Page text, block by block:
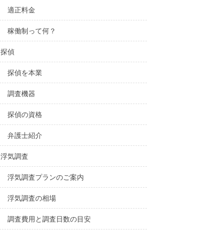
適正料金
稼働制って何？
探偵
探偵を本業
調査機器
探偵の資格
弁護士紹介
浮気調査
浮気調査プランのご案内
浮気調査の相場
調査費用と調査日数の目安